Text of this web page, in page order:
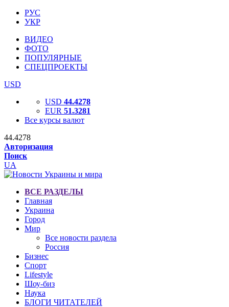
РУС
УКР
ВИДЕО
ФОТО
ПОПУЛЯРНЫЕ
СПЕЦПРОЕКТЫ
USD
USD 44.4278
EUR 51.3281
Все курсы валют
44.4278
Авторизация
Поиск
UA
ВСЕ РАЗДЕЛЫ
Главная
Украина
Город
Мир
Все новости раздела
Россия
Бизнес
Спорт
Lifestyle
Шоу-биз
Наука
БЛОГИ ЧИТАТЕЛЕЙ